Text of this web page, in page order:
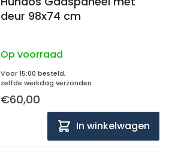
deur 98x74 cm
Op voorraad
Voor 15:00 besteld,
zelfde werkdag verzonden
€60,00
In winkelwagen